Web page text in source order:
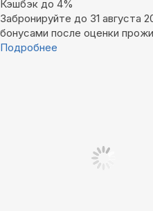
Кэшбэк до 4%
Забронируйте до 31 августа
бонусами после оценки
Подробнее